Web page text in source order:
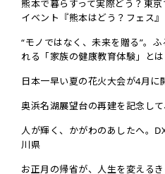
熊本で暮らすって実際どう？東
イベント『熊本はどう？フェス』
“モノではなく、未来を贈る”。
れる「家族の健康教育体験」とは
日本一早い夏の花火大会が4月に
奥浜名湖展望台の再建を記念し
人が輝く、かがわのあしたへ。
川県
お正月の帰省が、人生を変える